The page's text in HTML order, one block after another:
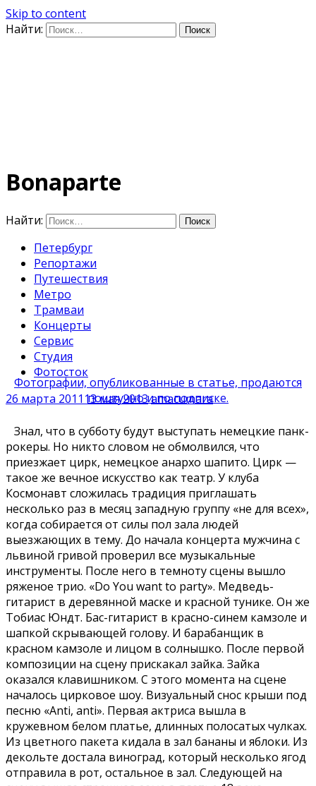
Skip to content
Найти:
Bonaparte
Найти:
Петербург
Репортажи
Путешествия
Метро
Трамваи
Концерты
Сервис
Студия
Фотосток
26 марта 2011 13 мая 2013amacumara
Фотографии, опубликованные в статье, продаются
поштучно и по подписке.
Знал, что в субботу будут выступать немецкие панк-
рокеры. Но никто словом не обмолвился, что
приезжает цирк, немецкое анархо шапито. Цирк —
такое же вечное искусство как театр. У клуба
Космонавт сложилась традиция приглашать
несколько раз в месяц западную группу «не для всех»,
когда собирается от силы пол зала людей
выезжающих в тему. До начала концерта мужчина с
львиной гривой проверил все музыкальные
инструменты. После него в темноту сцены вышло
ряженое трио. «Do You want to party». Медведь-
гитарист в деревянной маске и красной тунике. Он же
Тобиас Юндт. Бас-гитарист в красно-синем камзоле и
шапкой скрывающей голову. И барабанщик в
красном камзоле и лицом в солнышко. После первой
композиции на сцену прискакал зайка. Зайка
оказался клавишником. С этого момента на сцене
началось цирковое шоу. Визуальный снос крыши под
песню «Anti, anti». Первая актриса вышла в
кружевном белом платье, длинных полосатых чулках.
Из цветного пакета кидала в зал бананы и яблоки. Из
декольте достала виноград, который несколько ягод
отправила в рот, остальное в зал. Следующей на